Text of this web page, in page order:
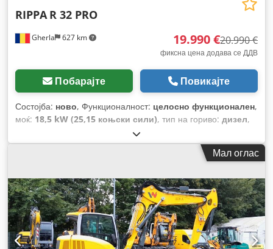
Gherla 627 km
RIPPA R 32 PRO
19.990 €20.990 €
фиксна цена додава се ДДВ
Побарајте Повикајте
Состојба: ново, Функционалност: целосно функционален,
моќ: 18,5 kW (25,15 коњски сили), тип на гориво: дизел,
3.375 кг
2025,
Мал оглас